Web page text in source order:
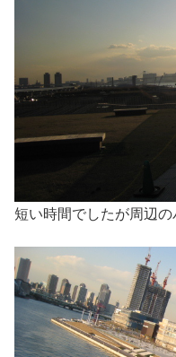
短い時間でしたが周辺の